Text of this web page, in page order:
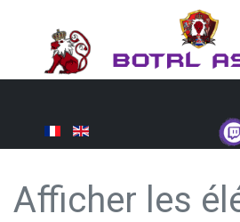
Afficher les